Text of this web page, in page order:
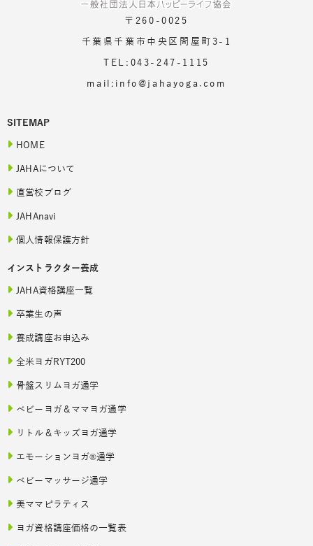
〒260-0025
千葉県千葉市中央区問屋町3-1
TEL:043-247-1115
mail:info@jahayoga.com
SITEMAP
HOME
JAHAについて
直営校ブログ
JAHAnavi
個人情報保護方針
インストラクター養成
JAHA資格講座一覧
卒業生の声
養成講座お申込み
全米ヨガRYT200
骨盤スリムヨガ通学
ベビーヨガ＆ママヨガ通学
リトル＆キッズヨガ通学
エモーションヨガ®通学
ベビーマッサージ通学
美ママピラティス
ヨガ資格講座価格の一覧表